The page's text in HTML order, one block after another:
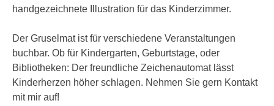
handgezeichnete Illustration für das Kinderzimmer.
Der Gruselmat ist für verschiedene Veranstaltungen
buchbar. Ob für Kindergarten, Geburtstage, oder
Bibliotheken: Der freundliche Zeichenautomat lässt
Kinderherzen höher schlagen. Nehmen Sie gern Kontakt
mit mir auf!